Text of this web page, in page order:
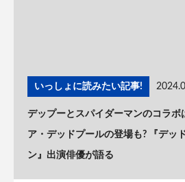
いっしょに読みたい記事!
デップーとスパイダーマンのコラボ
ア・デッドプールの登場も? 『デッ
ン』出演俳優が語る